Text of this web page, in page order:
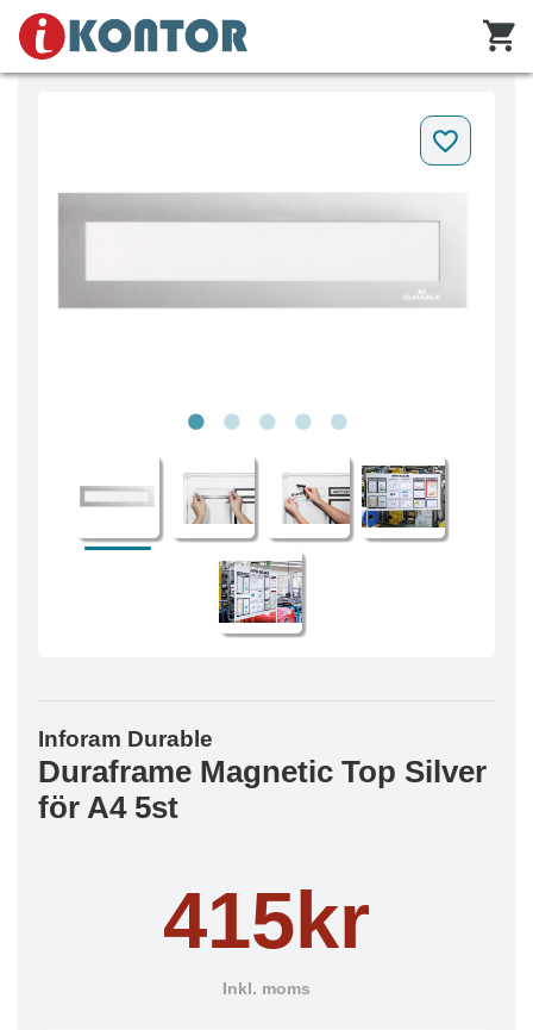
Inforam Durable
Duraframe Magnetic Top Silver
för A4 5st
415kr
Inkl. moms